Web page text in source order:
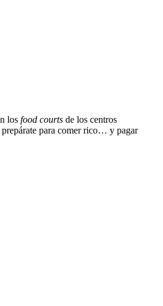
los food courts de los centros
prepárate para comer rico… y pagar